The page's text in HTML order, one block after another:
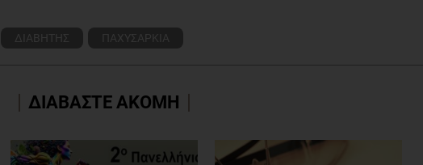
ΔΙΑΒΗΤΗΣ ΠΑΧΥΣΑΡΚΙΑ
ΔΙΑΒΑΣΤΕ ΑΚΟΜΗ